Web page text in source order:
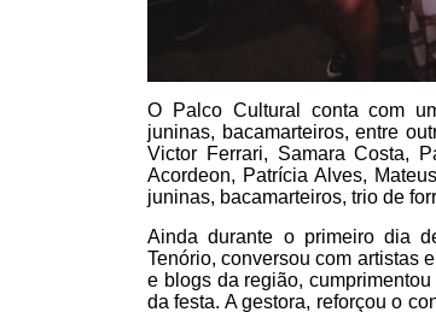
O Palco Cultural conta com
juninas, bacamarteiros, entre
Victor Ferrari, Samara Costa,
Acordeon, Patrícia Alves,
juninas, bacamarteiros, trio de
Ainda durante o primeiro dia
Tenório, conversou com artistas
e blogs da região,
da festa. A gestora, reforçou o